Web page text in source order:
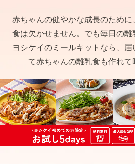
赤ちゃんの健やかな成長のため
食は欠かせません。でも毎日の
ヨシケイのミールキットなら、
て赤ちゃんの離乳食も作れて